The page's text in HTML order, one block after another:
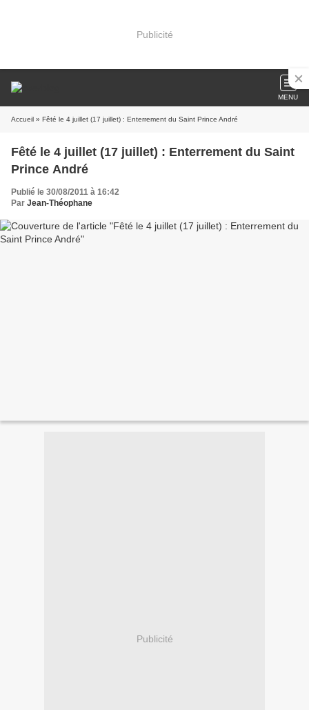
Publicité
MENU
Accueil » Fêté le 4 juillet (17 juillet) : Enterrement du Saint Prince André
Fêté le 4 juillet (17 juillet) : Enterrement du Saint
Prince André
Publié le 30/08/2011 à 16:42
Par Jean-Théophane
Publicité